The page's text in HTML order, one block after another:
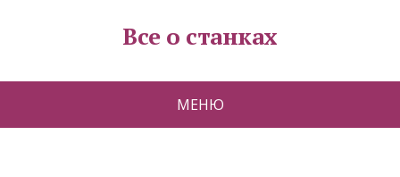
Все о станках
МЕНЮ